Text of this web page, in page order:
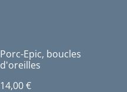
Porc-Epic, boucles
d'oreilles
14,00 €